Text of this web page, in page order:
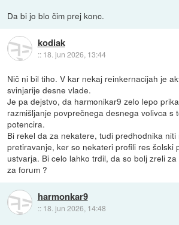
Da bi jo blo čim prej konc.
kodiak
:: 18. jun 2026, 13:44
Nič ni bil tiho. V kar nekaj reinkernacijah je
svinjarije desne vlade.
Je pa dejstvo, da harmonikar9 zelo lepo
razmišljanje povprečnega desnega volivca s
potencira.
Bi rekel da za nekatere, tudi predhodnika niti
pretiravanje, ker so nekateri profili res šolski
ustvarja. Bi celo lahko trdil, da so bolj zreli
za forum ?
harmonkar9
:: 18. jun 2026, 14:48